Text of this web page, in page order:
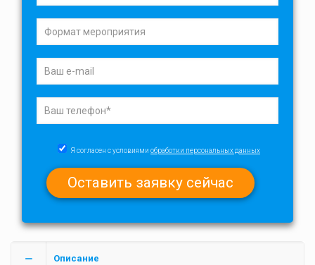
Я согласен с условиями обработки персональных данных
Описание